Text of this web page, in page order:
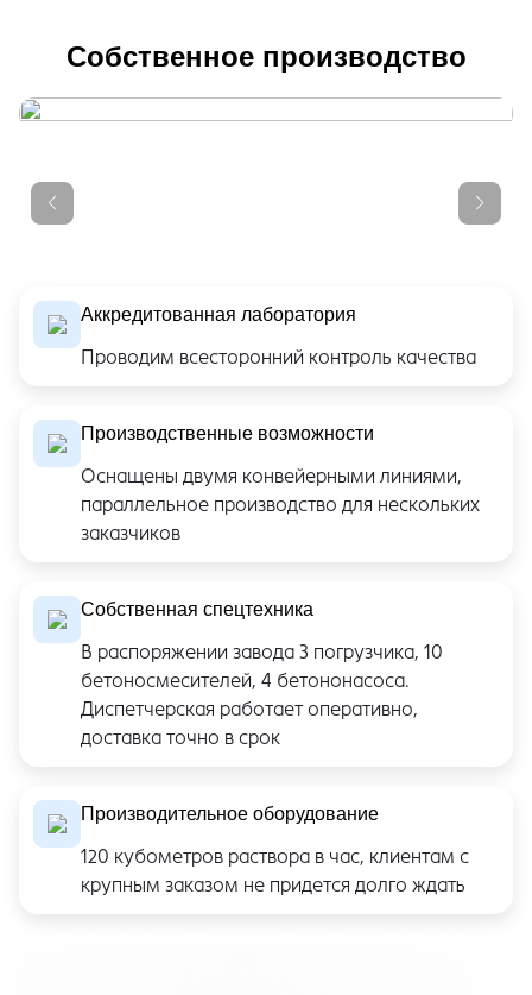
Собственное производство
Аккредитованная лаборатория
Проводим всесторонний контроль качества
Производственные возможности
Оснащены двумя конвейерными линиями,
параллельное производство для нескольких
заказчиков
Собственная спецтехника
В распоряжении завода 3 погрузчика, 10
бетоносмесителей, 4 бетононасоса.
Диспетчерская работает оперативно,
доставка точно в срок
Производительное оборудование
120 кубометров раствора в час, клиентам с
крупным заказом не придется долго ждать